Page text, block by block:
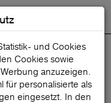
Suche starten
und Cookies
Cookies sowie
anzuzeigen.
für personalisierte als
eingesetzt. In den